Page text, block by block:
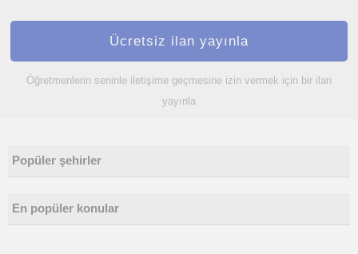
Ücretsiz ilan yayınla
Öğretmenlerin seninle iletişime geçmesine izin vermek için bir ilan
yayınla
Popüler şehirler
En popüler konular